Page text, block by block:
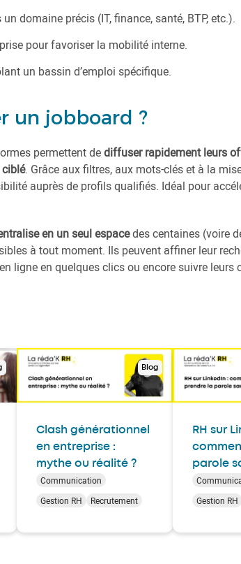
un domaine précis (IT, finance, santé, BTP, etc.).
pour favoriser la mobilité interne.
un bassin d’emploi spécifique.
un jobboard ?
permettent dediffuser rapidement leurs
. Grâce aux filtres, aux mots-clés et à la
auprès de profils qualifiés. Idéal pour
en un seul espacedes centaines (voire
à tout moment. Ils peuvent affiner leur
ligne en quelques clics ou encore suivre leurs
Blog
Clash générationnel
en entreprise :
mythe ou réalité ?
Communication
Gestion RH
Recrutement
RH sur
parole
Gestion RH